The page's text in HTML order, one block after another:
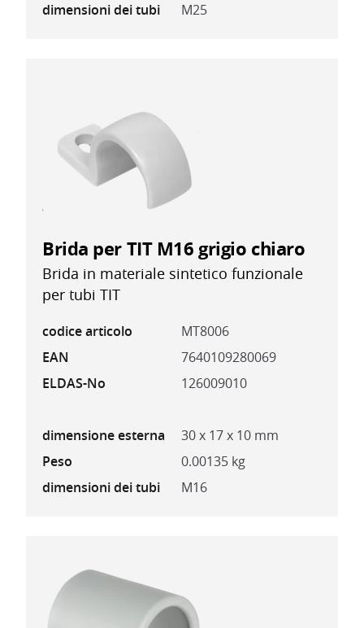
dimensioni dei tubi
M25
Brida per TIT M16 grigio chiaro
Brida in materiale sintetico funzionale
per tubi TIT
codice articolo
MT8006
EAN
7640109280069
ELDAS-No
126009010
dimensione esterna
30 x 17 x 10 mm
Peso
0.00135 kg
dimensioni dei tubi
M16